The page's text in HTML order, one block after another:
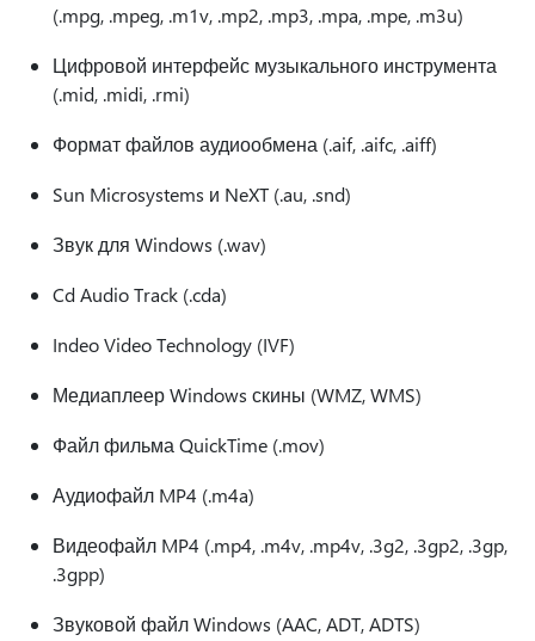
(.mpg, .mpeg, .m1v, .mp2, .mp3, .mpa, .mpe, .m3u)
Цифровой интерфейс музыкального инструмента
(.mid, .midi, .rmi)
Формат файлов аудиообмена (.aif, .aifc, .aiff)
Sun Microsystems и NeXT (.au, .snd)
Звук для Windows (.wav)
Cd Audio Track (.cda)
Indeo Video Technology (IVF)
Медиаплеер Windows скины (WMZ, WMS)
Файл фильма QuickTime (.mov)
Аудиофайл MP4 (.m4a)
Видеофайл MP4 (.mp4, .m4v, .mp4v, .3g2, .3gp2, .3gp,
.3gpp)
Звуковой файл Windows (AAC, ADT, ADTS)